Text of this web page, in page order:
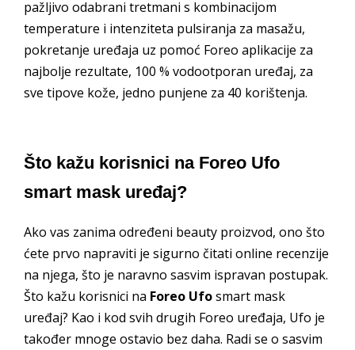
pažljivo odabrani tretmani s kombinacijom
temperature i intenziteta pulsiranja za masažu,
pokretanje uređaja uz pomoć Foreo aplikacije za
najbolje rezultate, 100 % vodootporan uređaj, za
sve tipove kože, jedno punjene za 40 korištenja.
Što kažu korisnici na Foreo Ufo
smart mask uređaj?
Ako vas zanima određeni beauty proizvod, ono što
ćete prvo napraviti je sigurno čitati online recenzije
na njega, što je naravno sasvim ispravan postupak.
Što kažu korisnici na Foreo Ufosmart mask
uređaj? Kao i kod svih drugih Foreo uređaja, Ufo je
također mnoge ostavio bez daha. Radi se o sasvim